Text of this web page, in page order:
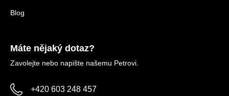
Blog
Máte nějaký dotaz?
Zavolejte nebo napište našemu Petrovi.
+420 603 248 457